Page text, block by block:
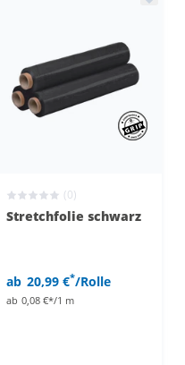
(0)
Stretchfolie schwarz
ab 20,99 €*/Rolle
ab 0,08 €*/1 m